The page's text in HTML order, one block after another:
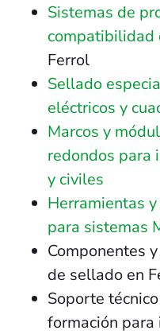
Sistemas de
compatibilidad
Ferrol
Sellado
eléctricos y
Marcos y
redondos para
y civiles
Herramientas
para sistemas
Componentes
de sellado en
Soporte
formación